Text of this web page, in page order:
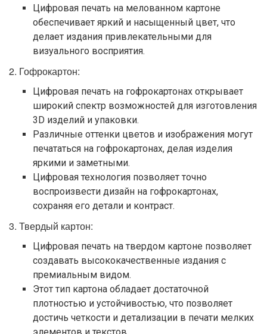
Цифровая печать на мелованном картоне
обеспечивает яркий и насыщенный цвет, что
делает издания привлекательными для
визуального восприятия.
2. Гофрокартон:
Цифровая печать на гофрокартонах открывает
широкий спектр возможностей для изготовления
3D изделий и упаковки.
Различные оттенки цветов и изображения могут
печататься на гофрокартонах, делая изделия
яркими и заметными.
Цифровая технология позволяет точно
воспроизвести дизайн на гофрокартонах,
сохраняя его детали и контраст.
3. Твердый картон:
Цифровая печать на твердом картоне позволяет
создавать высококачественные издания с
премиальным видом.
Этот тип картона обладает достаточной
плотностью и устойчивостью, что позволяет
достичь четкости и детализации в печати мелких